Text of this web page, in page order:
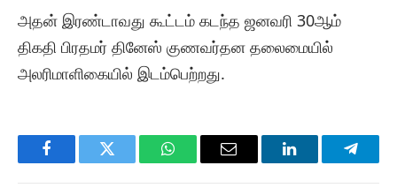
அதன் இரண்டாவது கூட்டம் கடந்த ஜனவரி 30ஆம்
திகதி பிரதமர் தினேஸ் குணவர்தன தலைமையில்
அலரிமாளிகையில் இடம்பெற்றது.
FacebookTwitter WhatsAppEmail LinkedIn